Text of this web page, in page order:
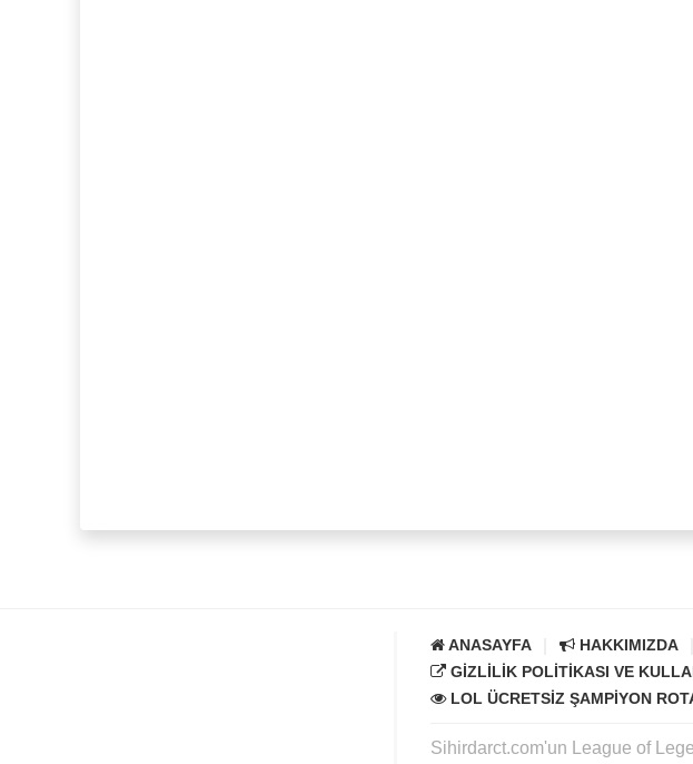
ANASAYFA HAKKIMIZDA
GIZLILIK POLITIKASI VE
LOL ÜCRETSIZ ŞAMPIYON
Sihirdarct.com'un League of